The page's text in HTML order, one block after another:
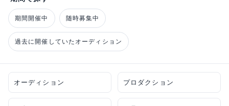
期間開催中 随時募集中
過去に開催していたオーディション
オーディション プロダクション